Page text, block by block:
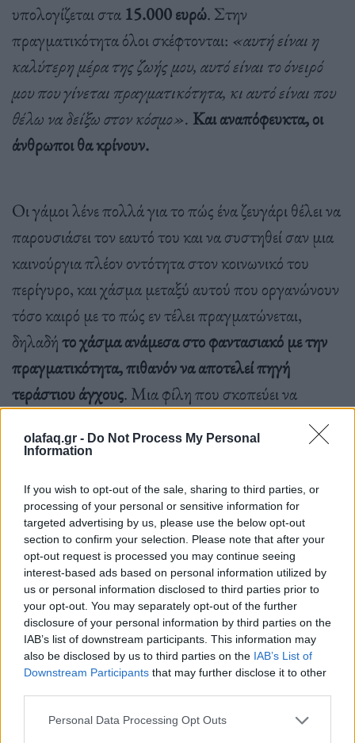
olafaq.gr - Do Not Process My Personal
Information
If you wish to opt-out of the sale, sharing to third parties, or
processing of your personal or sensitive information for
targeted advertising by us, please use the below opt-out
section to confirm your selection. Please note that after your
opt-out request is processed you may continue seeing
interest-based ads based on personal information utilized by
us or personal information disclosed to third parties prior to
your opt-out. You may separately opt-out of the further
disclosure of your personal information by third parties on the
IAB’s list of downstream participants. This information may
also be disclosed by us to third parties on the IAB’s List of
Downstream Participants that may further disclose it to other
Personal Data Processing Opt Outs
υπολογίζεται στα 15.000 ευρώ. Στην
πραγματικότητα όλοι σκέφτονται: «αυτή είναι η
καλύτερη μέρα της ζωής μου, αυτό είναι το όνειρό
μου που γίνεται πραγματικότητα, κι αυτό είναι που
θέλω να δείξω στον κόσμο». Και αναπόφευκτα, οι
άνθρωποι θα κρίνουν.
Οι γάμοι λένε πολλά για το πώς ένα ζευγάρι θέλει να
παρουσιάσει τον εαυτό του και να συστηθεί σαν μια
καινούργια πλέον οντότητα στον κοινωνικό του
περίγυρο, και χάσμα μεταξύ αυτού που οργανώνουν
τόσο καιρό με το πώς εν τέλει πραγματώνεται,
δηλαδήτο χάσμα ανάμεσα στο φαντασιακό με την
πραγματικότητα, πιθανόν να αποτελεί πηγή
τεράστιου άγχους. Μια φίλη που σκοπεύει να
έκπληκτη από τον προϋπολογισμό των λουλουδιών
προγραμματίσει να ξοδέψει ούτε κατά διάνοια τόσα
πολλά. Ειδάλλως πιθανότατα θα πήγαινε στο γάμο
και θα σκεφτόταν: «Εσείς οι φτωχάτζες κάνετε
τσιγκουνιές».
Δεν φταίμε εμείς που είμαστε σνομπ στους
γάμους- ή τουλάχιστον, δεν το ξεκινήσαμε
εμείς.